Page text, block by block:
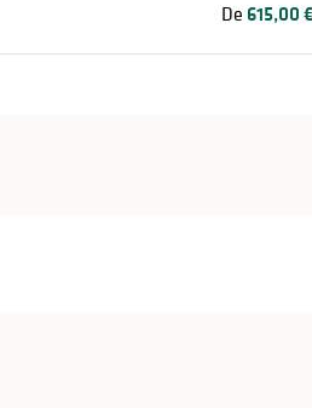
De 615,00 €